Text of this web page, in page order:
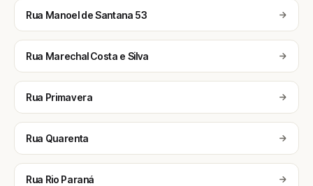
Rua Manoel de Santana 53
Rua Marechal Costa e Silva
Rua Primavera
Rua Quarenta
Rua Rio Paraná